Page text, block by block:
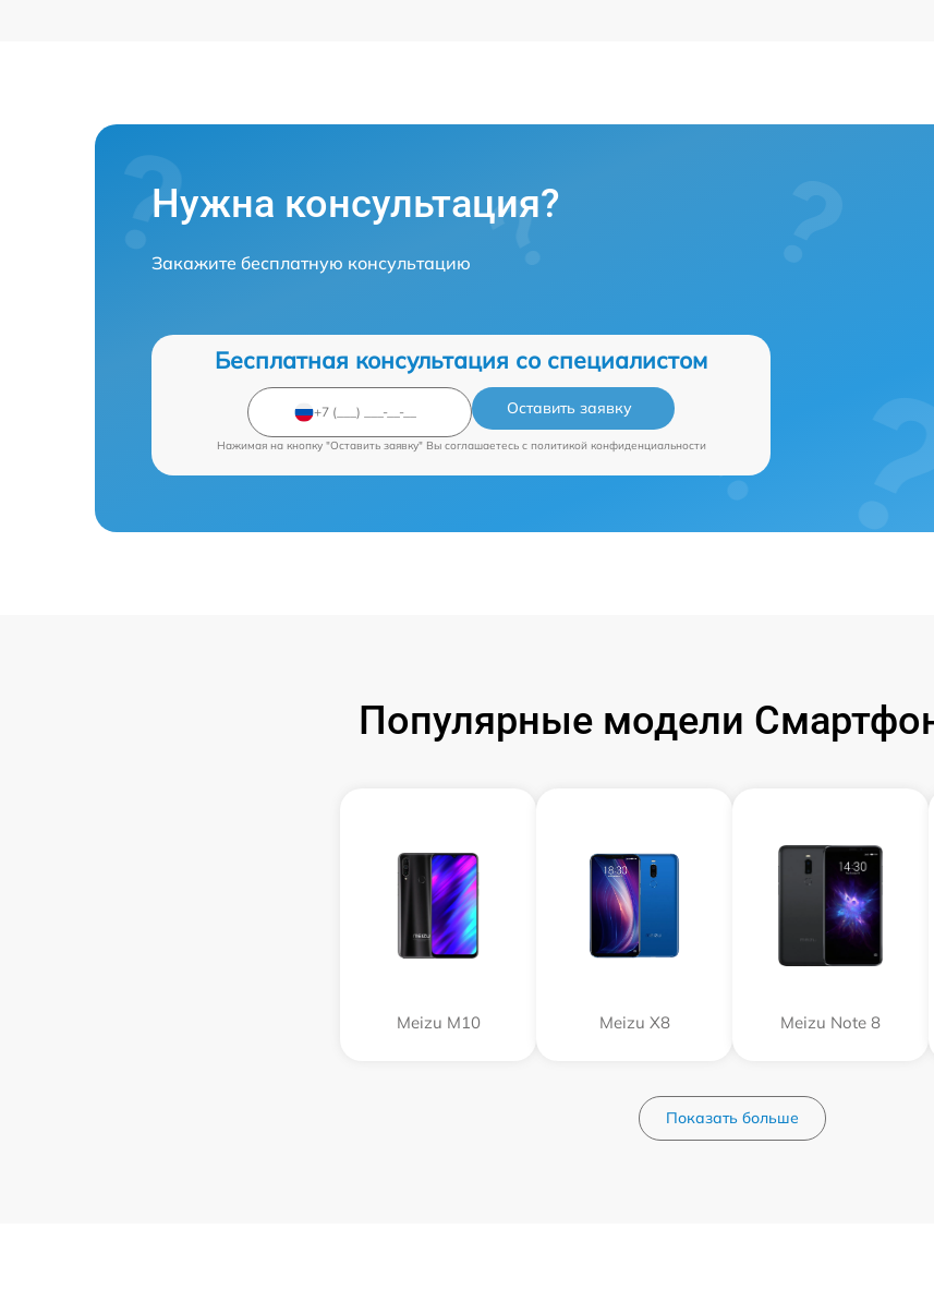
Нужна консультация?
Закажите бесплатную консультацию
Бесплатная консультация со специалистом
Оставить заявку
Нажимая на кнопку "Оставить заявку" Вы соглашаетесь c политикой конфиденциальности
Популярные модели
Meizu M10 Meizu X8 Meizu Note 8
Показать больше